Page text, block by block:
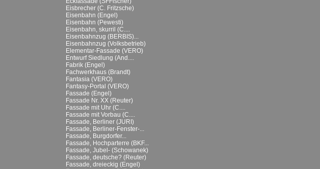
Eisbrecher (C. Fritzsche)
Eisenbahn (Engel)
Eisenbahn (Pewesti)
Eisenbahn, skurril (C....
Eisenbahnzug (BERBIS)...
Eisenbahnzug (Volksbetrieb)
Elementar-Fassade (VERO)
Entwurf Siedlung (And....
Fabrik (Engel)
Fachwerkhaus (Brandt)
Fantasia (VERO)
Fantasy-Portal (VERO)
Fassade (Engel)
Fassade Nr. XX (Reuter)
Fassade mit Uhr (C....
Fassade mit Vorbau (C....
Fassade, Berliner (JURI)
Fassade, Berliner-Fenster-...
Fassade, Burgdorfer...
Fassade, Hochparterre (BKF...
Fassade, Jubel- (Schowanek)
Fassade, deutsche? (Reuter)
Fassade, dreieckig (Engel)